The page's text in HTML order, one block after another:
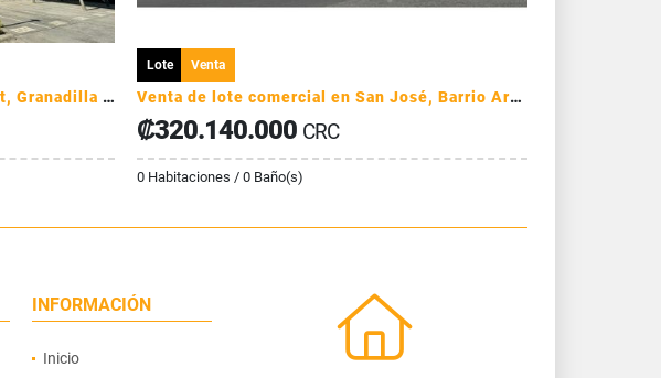
Alquiler apartamento en Curridabat, Granadilla - Condominio Monte Alto
Lote Venta
Venta de lote comercial en San José, Barrio Aranjuez
₡320.140.000 CRC
0 Habitaciones / 0 Baño(s)
INFORMACIÓN
Inicio